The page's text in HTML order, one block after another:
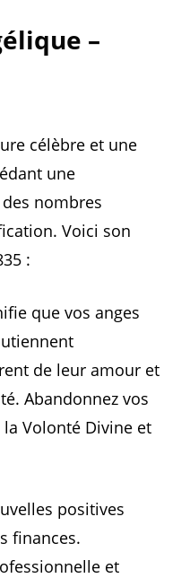
–
célèbre et une
une
nombres
Voici son
:
que vos anges
de leur amour et
Abandonnez vos
Volonté Divine et
positives
finances.
et